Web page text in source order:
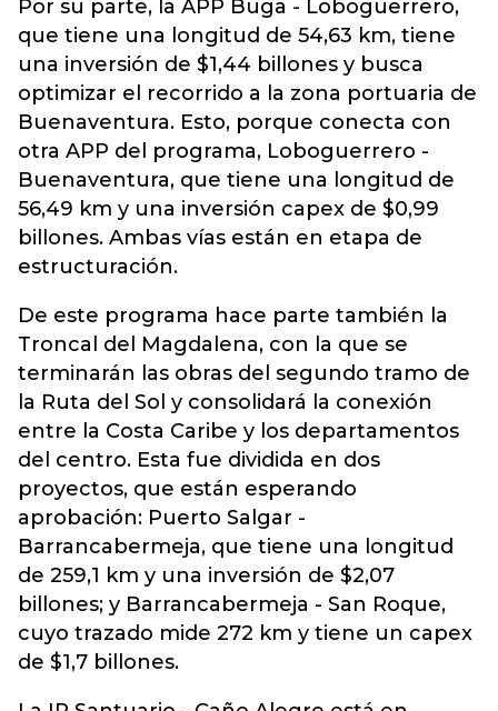
Por su parte, la APP Buga - Loboguerrero,
que tiene una longitud de 54,63 km, tiene
una inversión de $1,44 billones y busca
optimizar el recorrido a la zona portuaria de
Buenaventura. Esto, porque conecta con
otra APP del programa, Loboguerrero -
Buenaventura, que tiene una longitud de
56,49 km y una inversión capex de $0,99
billones. Ambas vías están en etapa de
estructuración.
De este programa hace parte también la
Troncal del Magdalena, con la que se
terminarán las obras del segundo tramo de
la Ruta del Sol y consolidará la conexión
entre la Costa Caribe y los departamentos
del centro. Esta fue dividida en dos
proyectos, que están esperando
aprobación: Puerto Salgar -
Barrancabermeja, que tiene una longitud
de 259,1 km y una inversión de $2,07
billones; y Barrancabermeja - San Roque,
cuyo trazado mide 272 km y tiene un capex
de $1,7 billones.